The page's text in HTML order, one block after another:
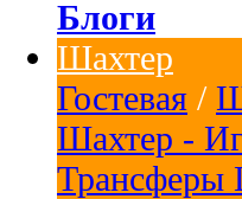
Блоги
Шахтер
Гостевая /
Шахтер -
Трансферы